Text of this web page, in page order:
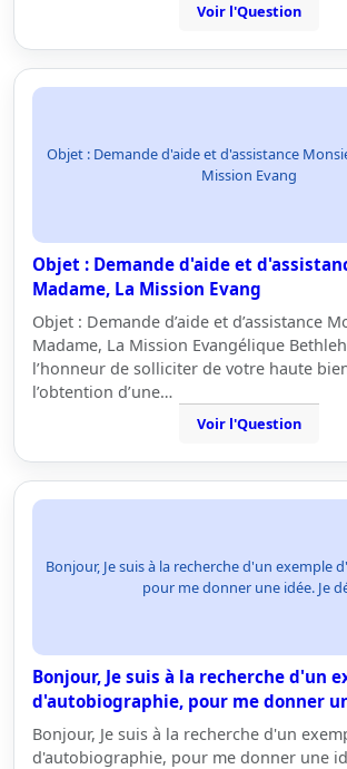
Voir l'Question
Objet : Demande d'aide et d'assistance
Mission Evang
Objet : Demande d'aide et
Madame, La Mission Evang
Objet : Demande d’aide et d’assistance
Madame, La Mission Evangélique
l’honneur de solliciter de votre haute
l’obtention d’une…
Voir l'Question
Bonjour, Je suis à la recherche d'un exemple
pour me donner une idée. Je
Bonjour, Je suis à la recherche d'un
d'autobiographie, pour me donner
Bonjour, Je suis à la recherche d'un
d'autobiographie, pour me donner une